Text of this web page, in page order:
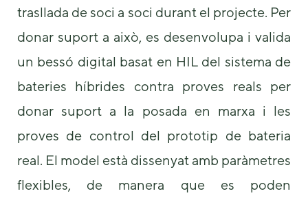
trasllada de soci a soci durant el projecte. Per
donar suport a això, es desenvolupa i valida
un bessó digital basat en HIL del sistema de
bateries híbrides contra proves reals per
donar suport a la posada en marxa i les
proves de control del prototip de bateria
real. El model està dissenyat amb paràmetres
flexibles, de manera que es poden